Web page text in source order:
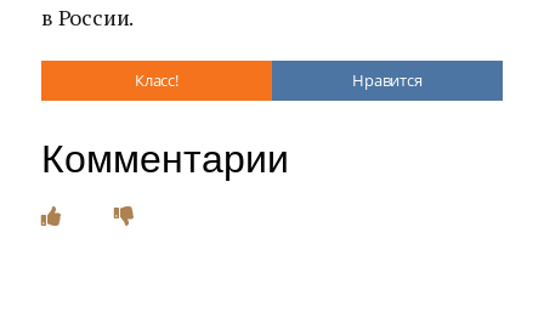
в России.
Класс! Нравится
Комментарии